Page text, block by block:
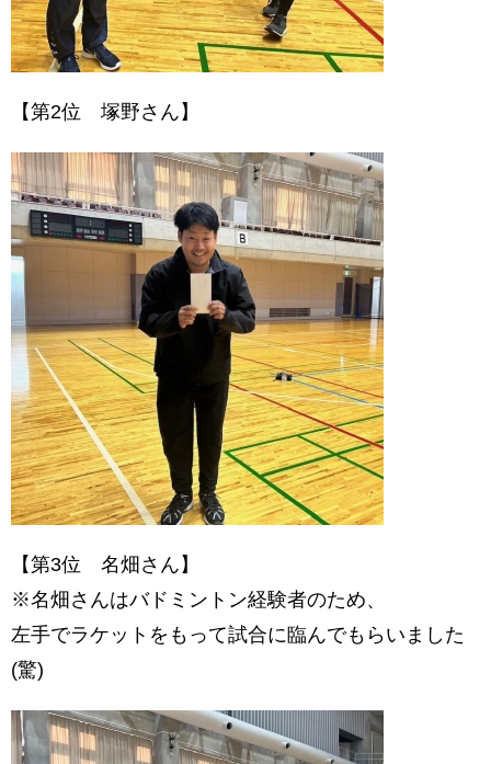
【第2位 塚野さん】
【第3位 名畑さん】
※名畑さんはバドミントン経験者のため、
左手でラケットをもって試合に臨んでもらいました
(驚)